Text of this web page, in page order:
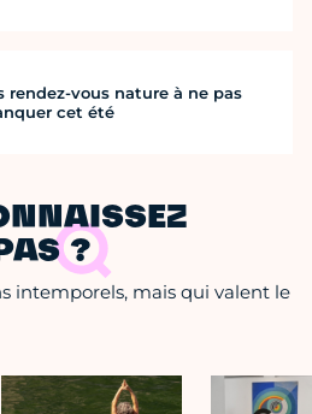
rendez-vous nature à ne pas
cet été
?
intemporels, mais qui valent le